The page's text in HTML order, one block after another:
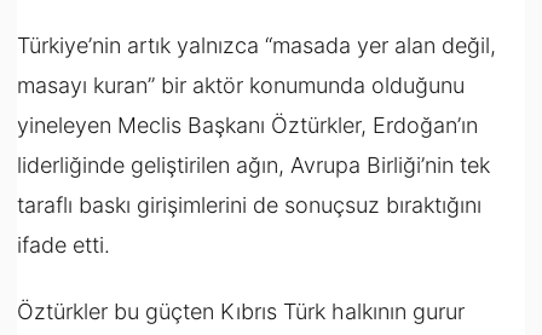
Türkiye’nin artık yalnızca “masada yer alan değil,
masayı kuran” bir aktör konumunda olduğunu
yineleyen Meclis Başkanı Öztürkler, Erdoğan’ın
liderliğinde geliştirilen ağın, Avrupa Birliği’nin tek
taraflı baskı girişimlerini de sonuçsuz bıraktığını
ifade etti.
Öztürkler bu güçten Kıbrıs Türk halkının gurur